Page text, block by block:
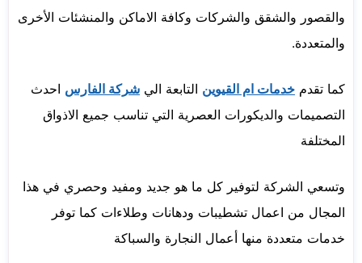
والقصور والشقق والشركات وكافة الاماكن والمنشئات الأخرى
والمتعددة.
كما تقدم خدمات ام القيوين التابعة الي شركة الفارس احدث
التصميمات والديكورات العصرية التي تناسب جميع الاذواق
المختلفة
وتسعي الشركة لتوفير كل ما هو جديد ومفيد وحصري في هذا
المجال من اعمال تشطيبات ودهانات وطلاءات كما توفر
خدمات متعددة منها أعمال النجارة والسباكة